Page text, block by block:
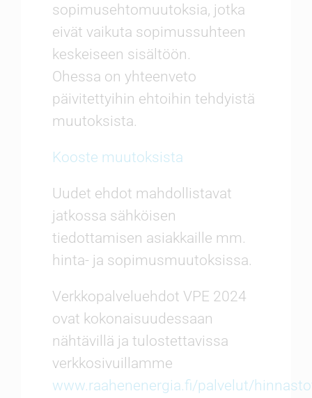
sopimusehtomuutoksia, jotka
eivät vaikuta sopimussuhteen
keskeiseen sisältöön.
Ohessa on yhteenveto
päivitettyihin ehtoihin tehdyistä
muutoksista.
Kooste muutoksista
Uudet ehdot mahdollistavat
jatkossa sähköisen
tiedottamisen asiakkaille mm.
hinta- ja sopimusmuutoksissa.
Verkkopalveluehdot VPE 2024
ovat kokonaisuudessaan
nähtävillä ja tulostettavissa
verkkosivuillamme
www.raahenenergia.fi/palvelut/